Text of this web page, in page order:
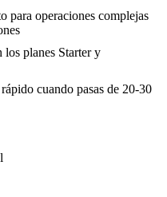
para operaciones complejas
los planes Starter y
cuando pasas de 20-30